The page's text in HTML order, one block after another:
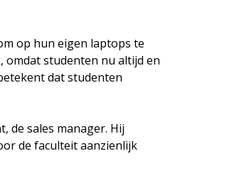
op hun eigen laptops te
omdat studenten nu altijd en
dat studenten
de sales manager. Hij
de faculteit aanzienlijk